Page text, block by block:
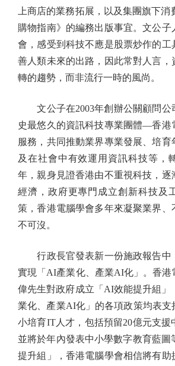
上商店的業務拓展，以及集團旗下消
購物指南》的編務出版事宜。文公子
會，感受到科技不應是股票炒作的工
善人類未來的出路，因此常對人言，
轉的趨勢，而非流行一時的風尚。
文公子在2003年創辦公關顧問公
史最悠久的資訊科技專業團體—香港
服務，共同推動業界專業發展、培育
及在社會中有效運用資訊科技等，
年，親身見證香港由不重視科技，逐
經濟，政府更專門成立創新科技及
策，香港電腦學會多年來凝聚業界、
不可沒。
行政長官發表新一份施政報告中
實現「AI產業化、產業AI化」。香港
偉先生對政府成立「AI效能提升組」
業化、產業AI化」的各項政策均表支
小培育IT人才，包括預留20億元支援
並將於年內發表中小學數字教育藍
提升組」，香港電腦學會相信將有助